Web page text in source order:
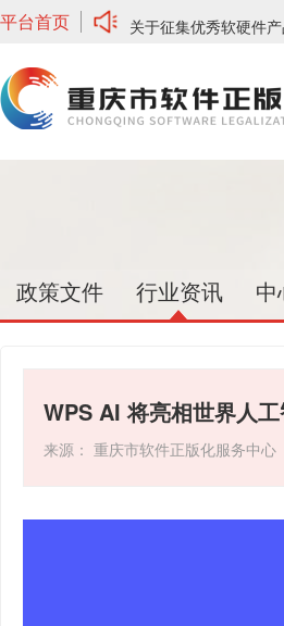
平台首页
关于征集优秀软硬件
关于网络安全板块、
政策文件 行业资讯 中
WPS AI 将亮相世界人
来源： 重庆市软件正版化服务中心